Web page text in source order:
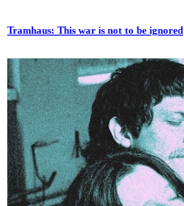
Tramhaus: Тhis war is not to be ignored